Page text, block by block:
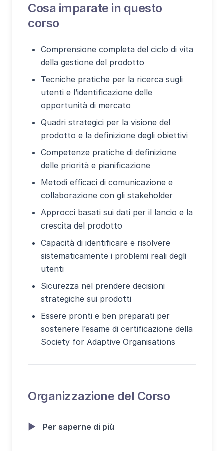
Cosa imparate in questo
corso
Comprensione completa del ciclo di vita
della gestione del prodotto
Tecniche pratiche per la ricerca sugli
utenti e l’identificazione delle
opportunità di mercato
Quadri strategici per la visione del
prodotto e la definizione degli obiettivi
Competenze pratiche di definizione
delle priorità e pianificazione
Metodi efficaci di comunicazione e
collaborazione con gli stakeholder
Approcci basati sui dati per il lancio e la
crescita del prodotto
Capacità di identificare e risolvere
sistematicamente i problemi reali degli
utenti
Sicurezza nel prendere decisioni
strategiche sui prodotti
Essere pronti e ben preparati per
sostenere l’esame di certificazione della
Society for Adaptive Organisations
Organizzazione del Corso
▶ Per saperne di più